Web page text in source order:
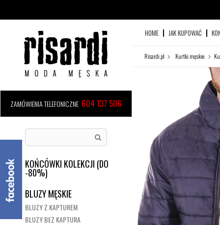
ZAMÓWIENIA TELEFONICZNE 604 137 506
KOŃCÓWKI KOLEKCJI (DO
-80%)
BLUZY MĘSKIE
BLUZY Z KAPTUREM
BLUZY BEZ KAPTURA
HOME JAK KUPOWAĆ
Risardi.pl Kurtki męskie